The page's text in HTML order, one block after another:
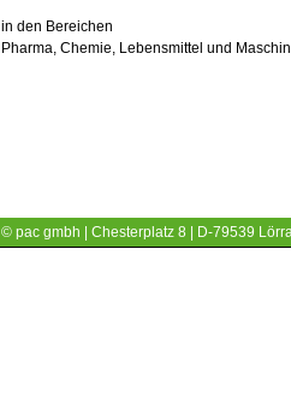
in den Bereichen
Pharma, Chemie, Lebensmittel und
© pac gmbh | Chesterplatz 8 | D-79539